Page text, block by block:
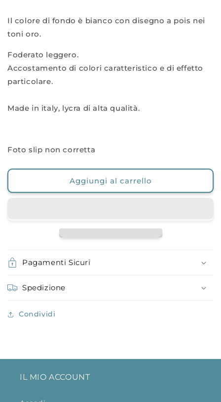
Il colore di fondo è bianco con disegno a pois nei
toni oro.
Foderato leggero.
Accostamento di colori caratteristico e di effetto
particolare.
Made in italy, lycra di alta qualità.
Foto slip non corretta
Aggiungi al carrello
Pagamenti Sicuri
Spedizione
Condividi
IL MIO ACCOUNT